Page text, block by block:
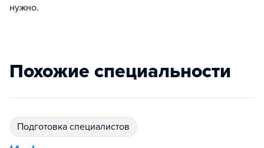
нужно.
Похожие специальности
подготовка специалистов